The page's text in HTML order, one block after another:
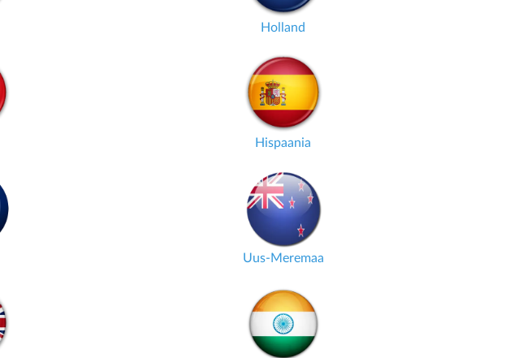
Holland
Hispaania
Uus-Meremaa